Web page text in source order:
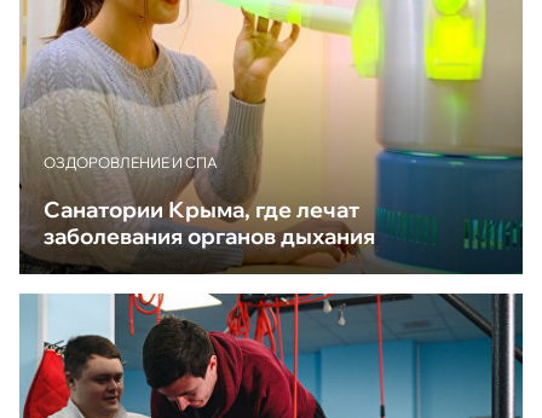
ОЗДОРОВЛЕНИЕ И СПА
Санатории Крыма, где лечат
заболевания органов дыхания